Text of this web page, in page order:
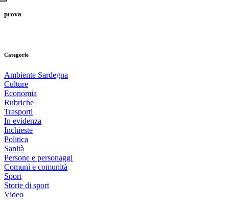
prova
Categorie
Ambiente Sardegna
Culture
Economia
Rubriche
Trasporti
In evidenza
Inchieste
Politica
Sanità
Persone e personaggi
Comuni e comunità
Sport
Storie di sport
Video